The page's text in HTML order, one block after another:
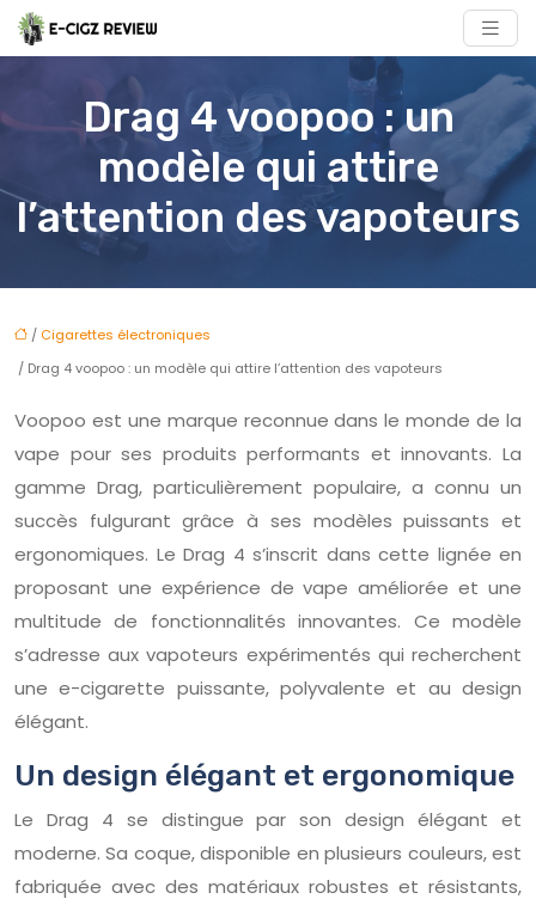
Drag 4 voopoo : un
modèle qui attire
l’attention des vapoteurs
/ Cigarettes électroniques
/ Drag 4 voopoo : un modèle qui attire l’attention des vapoteurs
Voopoo est une marque reconnue dans le monde de la
vape pour ses produits performants et innovants. La
gamme Drag, particulièrement populaire, a connu un
succès fulgurant grâce à ses modèles puissants et
ergonomiques. Le Drag 4 s’inscrit dans cette lignée en
proposant une expérience de vape améliorée et une
multitude de fonctionnalités innovantes. Ce modèle
s’adresse aux vapoteurs expérimentés qui recherchent
une e-cigarette puissante, polyvalente et au design
élégant.
Un design élégant et ergonomique
Le Drag 4 se distingue par son design élégant et
moderne. Sa coque, disponible en plusieurs couleurs, est
fabriquée avec des matériaux robustes et résistants,